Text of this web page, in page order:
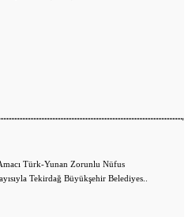
Türk-Yunan Zorunlu Nüfus
Tekirdağ Büyükşehir Belediyes..